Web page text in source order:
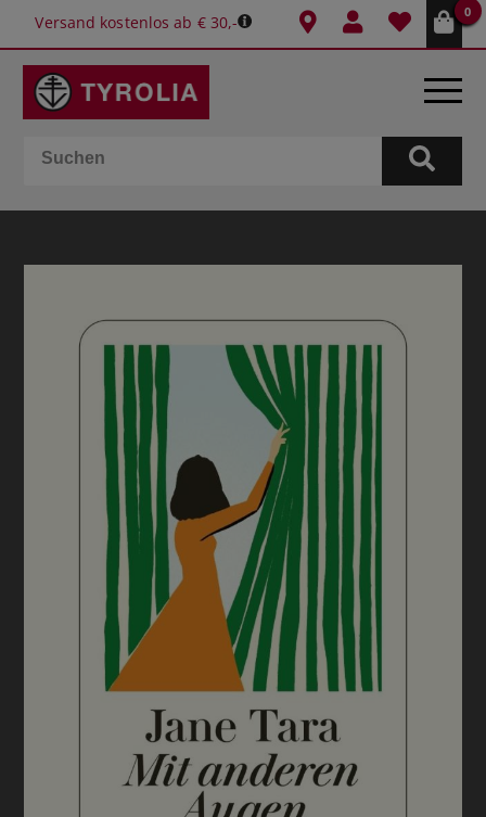
Versand kostenlos ab € 30,-
0
BÜCHER
KALENDER
GESCHENKIDEEN
SCHULE & BÜRO